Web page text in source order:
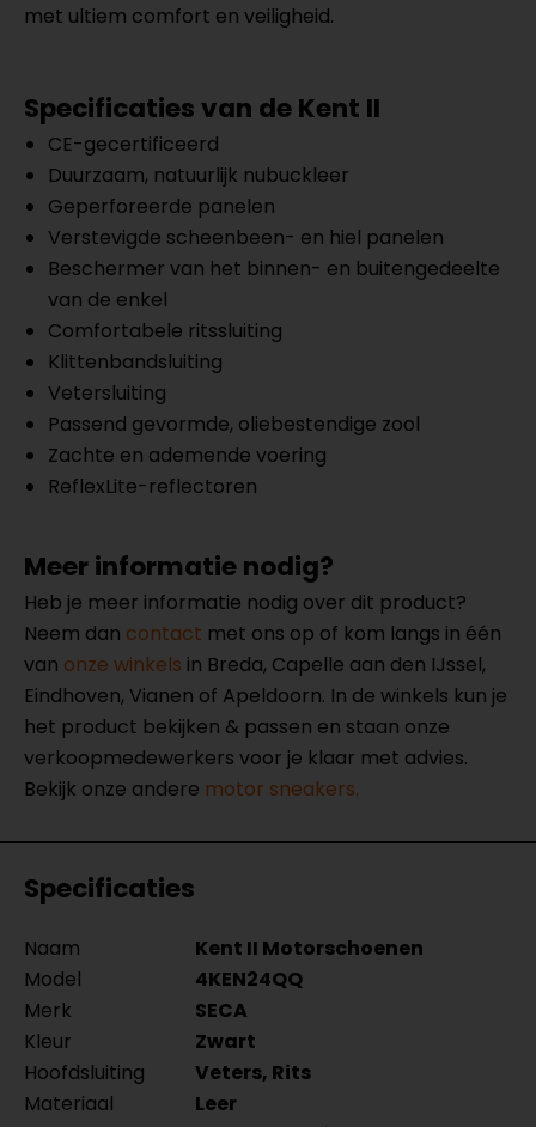
met ultiem comfort en veiligheid.
Specificaties van de Kent II
CE-gecertificeerd
Duurzaam, natuurlijk nubuckleer
Geperforeerde panelen
Verstevigde scheenbeen- en hiel panelen
Beschermer van het binnen- en buitengedeelte
van de enkel
Comfortabele ritssluiting
Klittenbandsluiting
Vetersluiting
Passend gevormde, oliebestendige zool
Zachte en ademende voering
ReflexLite-reflectoren
Meer informatie nodig?
Heb je meer informatie nodig over dit product?
Neem dan contact met ons op of kom langs in één
van onze winkels in Breda, Capelle aan den IJssel,
Eindhoven, Vianen of Apeldoorn. In de winkels kun je
het product bekijken & passen en staan onze
verkoopmedewerkers voor je klaar met advies.
Bekijk onze andere motor sneakers.
Specificaties
Naam
Kent II Motorschoenen
Model
4KEN24QQ
Merk
SECA
Kleur
Zwart
Hoofdsluiting
Veters, Rits
Materiaal
Leer